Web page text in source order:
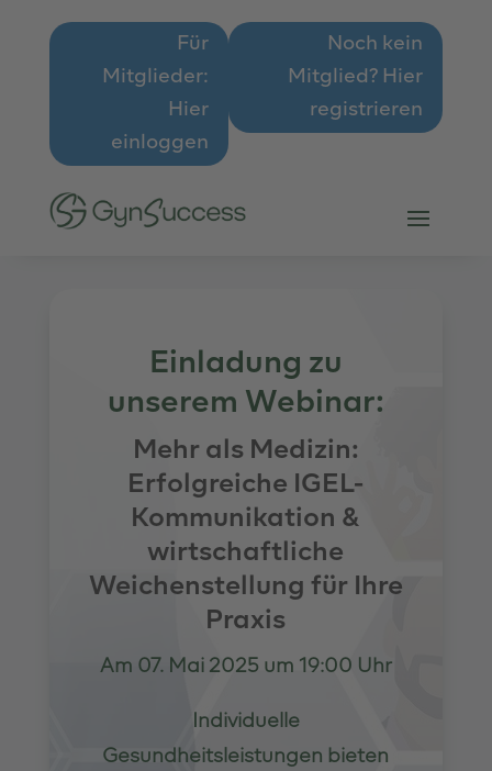
Für
Mitglieder:
Hier
einloggen
Noch kein
Mitglied? Hier
registrieren
Einladung zu
unserem Webinar:
Mehr als Medizin:
Erfolgreiche IGEL-
Kommunikation &
wirtschaftliche
Weichenstellung für Ihre
Praxis
Am 07. Mai 2025 um 19:00 Uhr
Individuelle
Gesundheitsleistungen bieten